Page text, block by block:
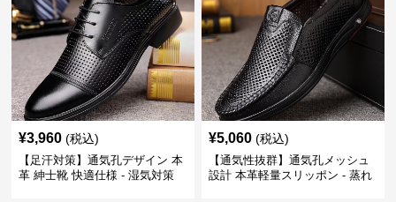
¥3,960 (税込)
【足汗対策】通気孔デザイン 本
革 紳士靴 快適仕様 - 湿気対策
¥5,060 (税込)
【通気性抜群】通気孔メッシュ
設計 本革軽量スリッポン - 蒸れ